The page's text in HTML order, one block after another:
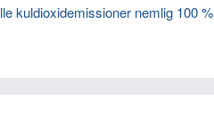
kuldioxidemissioner nemlig 100 %